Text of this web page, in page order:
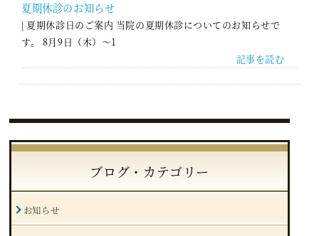
夏期休診のお知らせ
| 夏期休診日のご案内 当院の夏期休診についてのお知らせで
す。 8月9日（木）～1
記事を読む
ブログ・カテゴリー
お知らせ